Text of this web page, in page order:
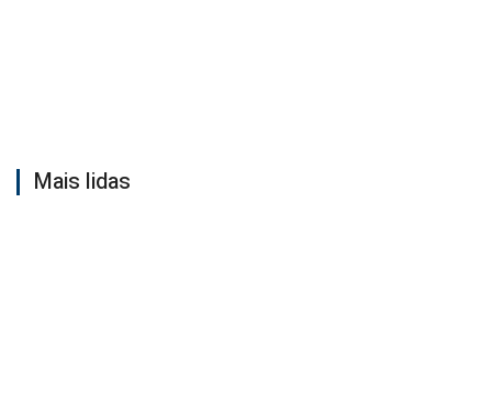
Mais lidas